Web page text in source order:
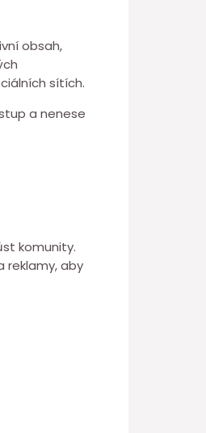
obsah,
sítích.
a nenese
komunity.
reklamy, aby